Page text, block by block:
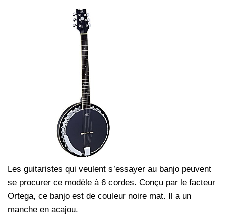
Les guitaristes qui veulent s’essayer au banjo peuvent
se procurer ce modèle à 6 cordes. Conçu par le facteur
Ortega, ce banjo est de couleur noire mat. Il a un
manche en acajou.